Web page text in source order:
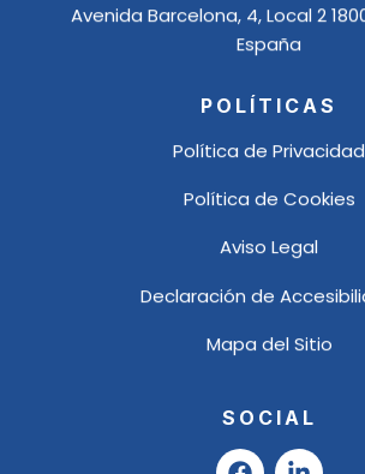
Avenida Barcelona, 4, Local 2
España
POLÍTICAS
Política de Privacidad
Política de Cookies
Aviso Legal
Declaración de
Mapa del Sitio
SOCIAL
F
L